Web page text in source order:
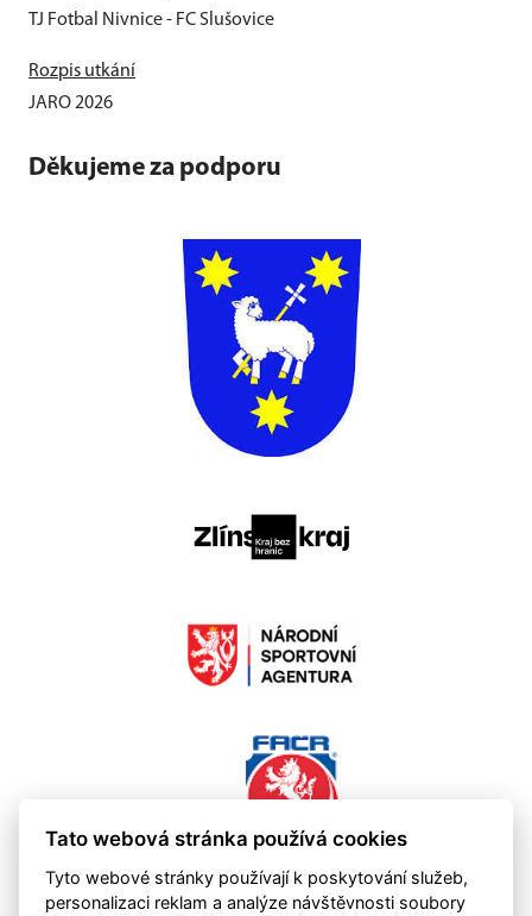
TJ Fotbal Nivnice - FC Slušovice
Rozpis utkání
JARO 2026
Děkujeme za podporu
Tato webová stránka používá cookies
Tyto webové stránky používají k poskytování služeb,
personalizaci reklam a analýze návštěvnosti soubory